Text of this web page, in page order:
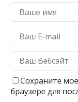
Сохраните
браузере для